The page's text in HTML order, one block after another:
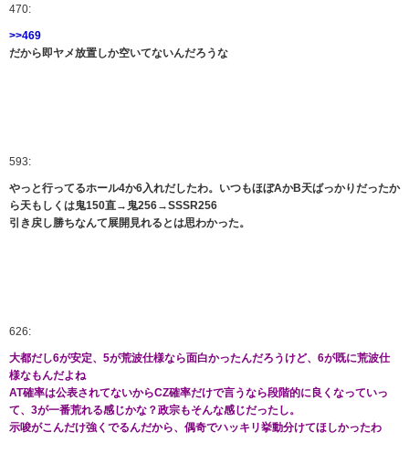
470:
>>469
だから即ヤメ放置しか空いてないんだろうな
593:
やっと行ってるホール4か6入れだしたわ。いつもほぼAかB天ばっかりだったか
ら天もしくは鬼150直→鬼256→SSSR256
引き戻し勝ちなんて展開見れるとは思わかった。
626:
大都だし6が安定、5が荒波仕様なら面白かったんだろうけど、6が既に荒波仕
様なもんだよね
AT確率は公表されてないからCZ確率だけで言うなら段階的に良くなっていっ
て、3が一番荒れる感じかな？政宗もそんな感じだったし。
示唆がこんだけ強くでるんだから、偶奇でハッキリ挙動分けてほしかったわ